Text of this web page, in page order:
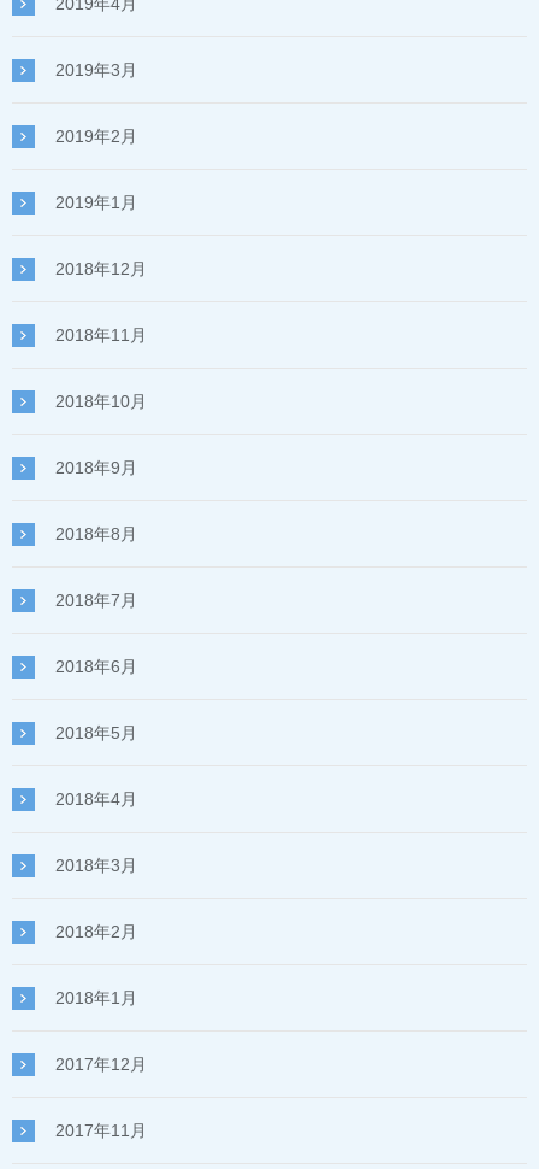
2019年3月
2019年2月
2019年1月
2018年12月
2018年11月
2018年10月
2018年9月
2018年8月
2018年7月
2018年6月
2018年5月
2018年4月
2018年3月
2018年2月
2018年1月
2017年12月
2017年11月